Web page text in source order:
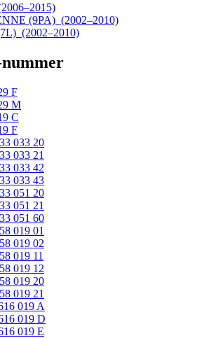
(9PA) (2002–2010)
(2002–2010)
F
M
C
F
033 20
033 21
033 42
033 43
051 20
051 21
051 60
019 01
019 02
019 11
019 12
019 20
019 21
019 A
019 D
019 E